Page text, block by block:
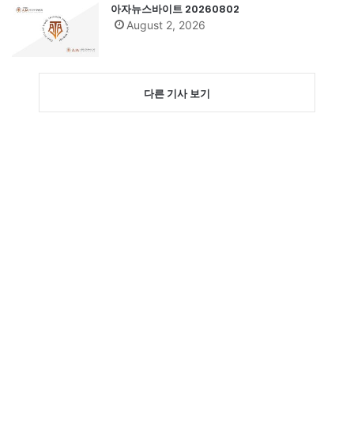
아자뉴스바이트 20260802
August 2, 2026
다른 기사 보기